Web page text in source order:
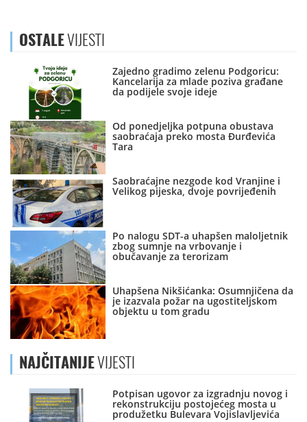
OSTALEVIJESTI
Zajedno gradimo zelenu Podgoricu:
Kancelarija za mlade poziva građane
da podijele svoje ideje
Od ponedjeljka potpuna obustava
saobraćaja preko mosta Đurđevića
Tara
Saobraćajne nezgode kod Vranjine i
Velikog pijeska, dvoje povrijeđenih
Po nalogu SDT-a uhapšen maloljetnik
zbog sumnje na vrbovanje i
obučavanje za terorizam
Uhapšena Nikšićanka: Osumnjičena da
je izazvala požar na ugostiteljskom
objektu u tom gradu
NAJČITANIJEVIJESTI
Potpisan ugovor za izgradnju novog i
rekonstrukciju postojećeg mosta u
produžetku Bulevara Vojislavljevića